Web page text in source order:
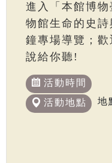
進入「本館博
物館生命的史
鐘專場導覽；
說給你聽!
活動時間
活動地點
地